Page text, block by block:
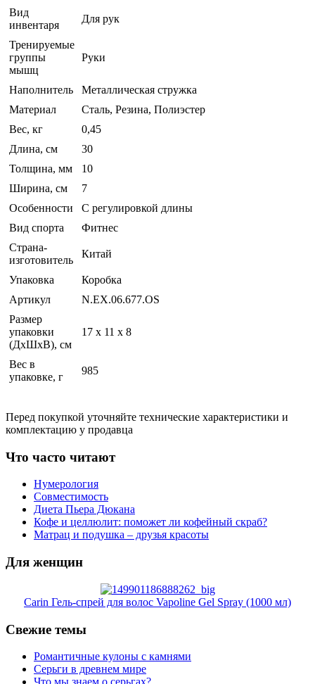
Вид
инвентаря
Для рук
Тренируемые
группы
мышц
Руки
Наполнитель
Металлическая стружка
Материал
Сталь, Резина, Полиэстер
Вес, кг
0,45
Длина, см
30
Толщина, мм
10
Ширина, см
7
Особенности
С регулировкой длины
Вид спорта
Фитнес
Страна-
изготовитель
Китай
Упаковка
Коробка
Артикул
N.EX.06.677.OS
Размер
упаковки
(ДхШхВ), см
17 x 11 x 8
Вес в
упаковке, г
985
Перед покупкой уточняйте технические характеристики и
комплектацию у продавца
Что часто читают
Нумерология
Совместимость
Диета Пьера Дюкана
Кофе и целлюлит: поможет ли кофейный скраб?
Матрац и подушка – друзья красоты
Для женщин
Carin Гель-спрей для волос Vapoline Gel Spray (1000 мл)
Свежие темы
Романтичные кулоны с камнями
Серьги в древнем мире